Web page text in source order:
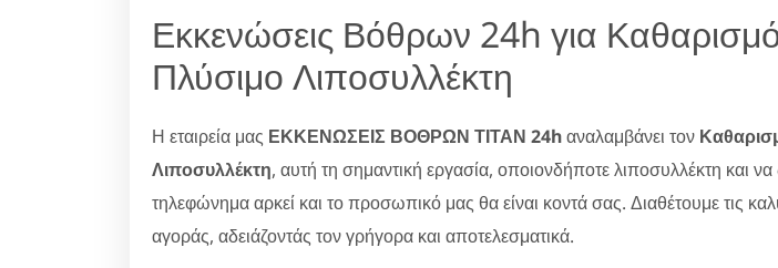
Εκκενώσεις Βόθρων 24h για
Πλύσιμο Λιποσυλλέκτη
Η εταιρεία μας ΕΚΚΕΝΩΣΕΙΣ ΒΟΘΡΩΝ ΤΙΤΑΝ 24hαναλαμβάνει τον
Λιποσυλλέκτη, αυτή τη σημαντική εργασία, οποιονδήποτε λιποσυλλέκτη και να
τηλεφώνημα αρκεί και το προσωπικό μας θα είναι κοντά σας. Διαθέτουμε τις
αγοράς, αδειάζοντάς τον γρήγορα και αποτελεσματικά.